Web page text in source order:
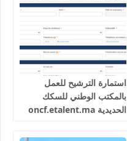
استمارة الترشيح للعمل
بالمكتب الوطني للسكك
الحديدية oncf.etalent.ma